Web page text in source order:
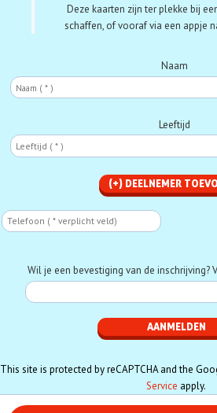
Deze kaarten zijn ter plekke bij
schaffen, of vooraf via een appje
Naam
Leeftijd
Phone
Wil je een bevestiging van de inschrijving?
This site is protected by reCAPTCHA and the
Service apply.